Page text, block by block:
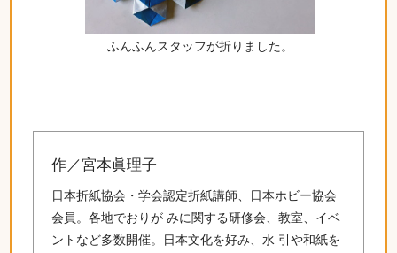
ふんふんスタッフが折りました。
作／宮本眞理子
日本折紙協会・学会認定折紙講師、日本ホビー協会
会員。各地でおりが みに関する研修会、教室、イベ
ントなど多数開催。日本文化を好み、水 引や和紙を